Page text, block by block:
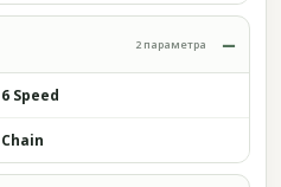
2 параметра
6 Speed
Chain